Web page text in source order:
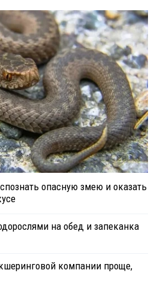
опасную змею и оказать
на обед и запеканка
компании проще,